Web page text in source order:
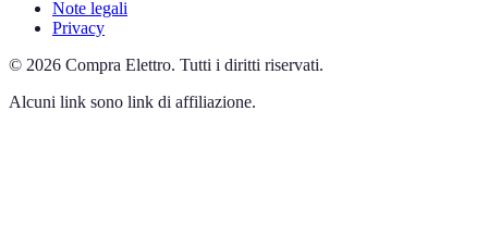
Note legali
Privacy
© 2026 Compra Elettro. Tutti i diritti riservati.
Alcuni link sono link di affiliazione.